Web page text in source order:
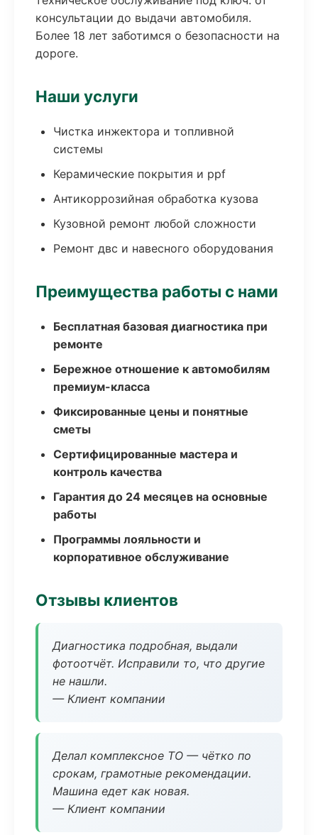
консультации до выдачи автомобиля.
Более 18 лет заботимся о безопасности на
дороге.
Наши услуги
Чистка инжектора и топливной
системы
Керамические покрытия и ppf
Антикоррозийная обработка кузова
Кузовной ремонт любой сложности
Ремонт двс и навесного оборудования
Преимущества работы с нами
Бесплатная базовая диагностика при
ремонте
Бережное отношение к автомобилям
премиум-класса
Фиксированные цены и понятные
сметы
Сертифицированные мастера и
контроль качества
Гарантия до 24 месяцев на основные
работы
Программы лояльности и
корпоративное обслуживание
Отзывы клиентов
Диагностика подробная, выдали
фотоотчёт. Исправили то, что другие
не нашли.
— Клиент компании
Делал комплексное ТО — чётко по
срокам, грамотные рекомендации.
Машина едет как новая.
— Клиент компании